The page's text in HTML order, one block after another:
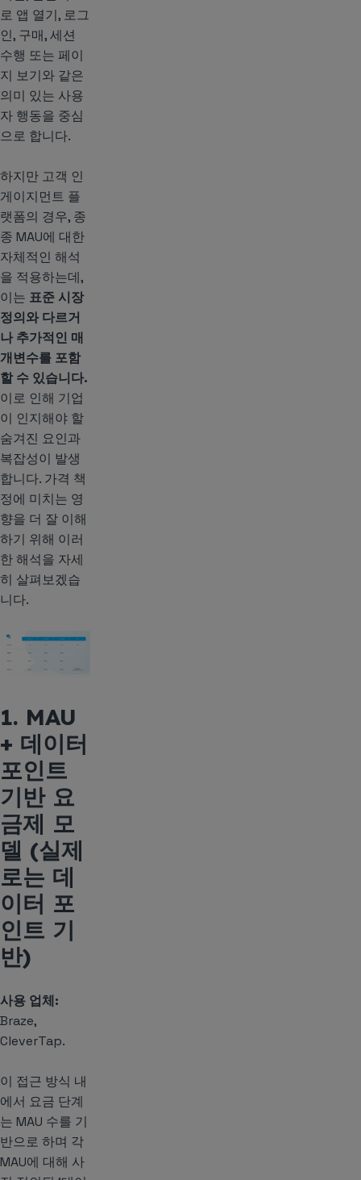
로 앱 열기, 로그
인, 구매, 세션
수행 또는 페이
지 보기와 같은
의미 있는 사용
자 행동을 중심
으로 합니다.
하지만 고객 인
게이지먼트 플
랫폼의 경우, 종
종 MAU에 대한
자체적인 해석
을 적용하는데,
이는 표준 시장
정의와 다르거
나 추가적인 매
개변수를 포함
할 수 있습니다.
이로 인해 기업
이 인지해야 할
숨겨진 요인과
복잡성이 발생
합니다. 가격 책
정에 미치는 영
향을 더 잘 이해
하기 위해 이러
한 해석을 자세
히 살펴보겠습
니다.
1. MAU
+ 데이터
포인트
기반 요
금제 모
델 (실제
로는 데
이터 포
인트 기
반)
사용 업체:
Braze,
CleverTap.
이 접근 방식 내
에서 요금 단계
는 MAU 수를 기
반으로 하며 각
MAU에 대해 사